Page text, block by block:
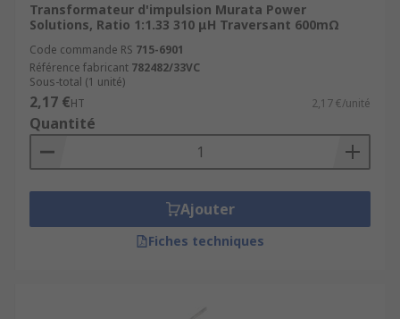
Transformateur d'impulsion Murata Power
Solutions, Ratio 1:1.33 310 μH Traversant 600mΩ
Code commande RS 715-6901
Référence fabricant 782482/33VC
Sous-total (1 unité)
2,17 €HT 2,17 €/unité
Quantité
Ajouter
Fiches techniques